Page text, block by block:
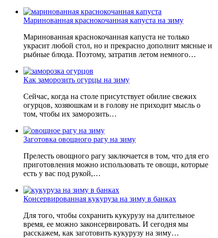
Маринованная краснокочанная капуста на зиму
Маринованная краснокочанная капуста не только
украсит любой стол, но и прекрасно дополнит мясные и
рыбные блюда. Поэтому, затратив летом немного…
Как заморозить огурцы на зиму
Сейчас, когда на столе присутствует обилие свежих
огурцов, хозяюшкам и в голову не приходит мысль о
том, чтобы их заморозить…
Заготовка овощного рагу на зиму
Прелесть овощного рагу заключается в том, что для его
приготовления можно использовать те овощи, которые
есть у вас под рукой,…
Консервированная кукуруза на зиму в банках
Для того, чтобы сохранить кукурузу на длительное
время, ее можно законсервировать. И сегодня мы
расскажем, как заготовить кукурузу на зиму…